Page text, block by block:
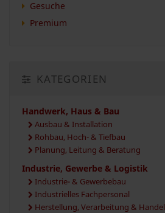
Gesuche
Premium
KATEGORIEN
Handwerk, Haus & Bau
Ausbau & Installation
Rohbau, Hoch- & Tiefbau
Planung, Leitung & Beratung
Industrie, Gewerbe & Logistik
Industrie- & Gewerbebau
Industrielles Fachpersonal
Herstellung, Verarbeitung & Handel